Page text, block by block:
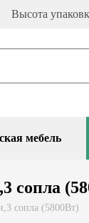
Высота
мебель
сопла
сопла (5800Вт)